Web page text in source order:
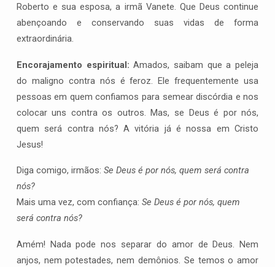
Roberto e sua esposa, a irmã Vanete. Que Deus continue
abençoando e conservando suas vidas de forma
extraordinária.
Encorajamento espiritual: Amados, saibam que a peleja
do maligno contra nós é feroz. Ele frequentemente usa
pessoas em quem confiamos para semear discórdia e nos
colocar uns contra os outros. Mas, se Deus é por nós,
quem será contra nós? A vitória já é nossa em Cristo
Jesus!
Diga comigo, irmãos: Se Deus é por nós, quem será contra
nós?
Mais uma vez, com confiança: Se Deus é por nós, quem
será contra nós?
Amém! Nada pode nos separar do amor de Deus. Nem
anjos, nem potestades, nem demônios. Se temos o amor